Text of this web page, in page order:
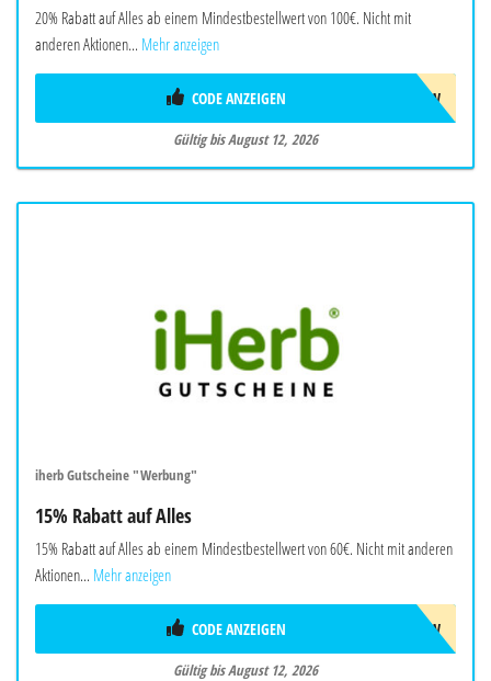
20% Rabatt auf Alles ab einem Mindestbestellwert von 100€. Nicht mit
anderen Aktionen... Mehr anzeigen
AUG26SW
CODE ANZEIGEN
Gültig bis August 12, 2026
iherb Gutscheine "Werbung"
15% Rabatt auf Alles
15% Rabatt auf Alles ab einem Mindestbestellwert von 60€. Nicht mit anderen
Aktionen... Mehr anzeigen
AUG26SW
CODE ANZEIGEN
Gültig bis August 12, 2026